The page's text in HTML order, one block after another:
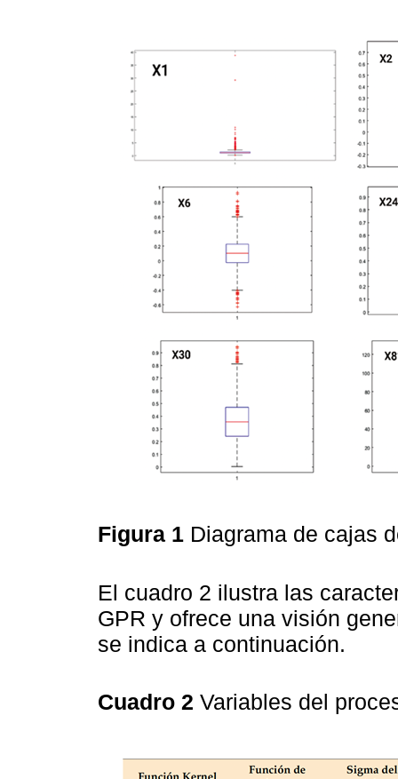
Figura 1 Diagrama de cajas
El cuadro 2 ilustra las
GPR y ofrece una visión
se indica a continuación.
Cuadro 2 Variables del